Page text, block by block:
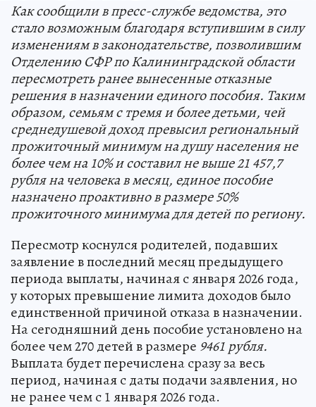
Как сообщили в пресс-службе ведомства, это
стало возможным благодаря вступившим в силу
изменениям в законодательстве, позволившим
Отделению СФР по Калининградской области
пересмотреть ранее вынесенные отказные
решения в назначении единого пособия. Таким
образом, семьям с тремя и более детьми, чей
среднедушевой доход превысил региональный
прожиточный минимум на душу населения не
более чем на 10% и составил не выше 21 457,7
рубля на человека в месяц, единое пособие
назначено проактивно в размере 50%
прожиточного минимума для детей по региону.
Пересмотр коснулся родителей, подавших
заявление в последний месяц предыдущего
периода выплаты, начиная с января 2026 года,
у которых превышение лимита доходов было
единственной причиной отказа в назначении.
На сегодняшний день пособие установлено на
более чем 270 детей в размере 9461 рубля.
Выплата будет перечислена сразу за весь
период, начиная с даты подачи заявления, но
не ранее чем с 1 января 2026 года.